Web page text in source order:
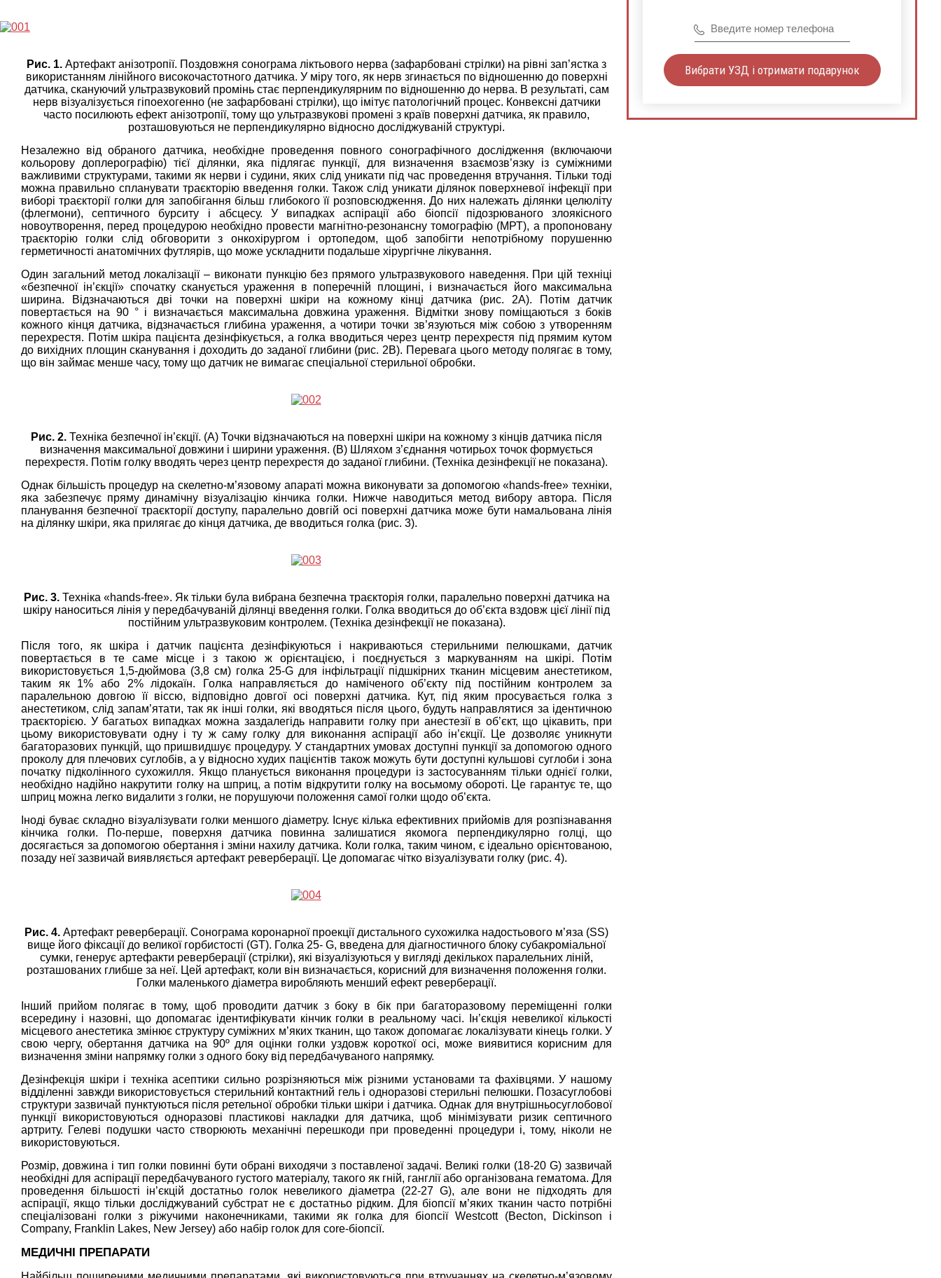
Рис. 1. Артефакт анізотропії. Поздовжня сонограма ліктьового нерва (зафарбовані стрілки) на рівні зап’ястка з
використанням лінійного високочастотного датчика. У міру того, як нерв згинається по відношенню до поверхні
датчика, скануючий ультразвуковий промінь стає перпендикулярним по відношенню до нерва. В результаті, сам
нерв візуалізується гіпоехогенно (не зафарбовані стрілки), що імітує патологічний процес. Конвексні датчики
часто посилюють ефект анізотропії, тому що ультразвукові промені з країв поверхні датчика, як правило,
розташовуються не перпендикулярно відносно досліджуваній структурі.
Незалежно від обраного датчика, необхідне проведення повного сонографічного дослідження (включаючи
кольорову доплерографію) тієї ділянки, яка підлягає пункції, для визначення взаємозв’язку із суміжними
важливими структурами, такими як нерви і судини, яких слід уникати під час проведення втручання. Тільки тоді
можна правильно спланувати траєкторію введення голки. Також слід уникати ділянок поверхневої інфекції при
виборі траєкторії голки для запобігання більш глибокого її розповсюдження. До них належать ділянки целюліту
(флегмони), септичного бурситу і абсцесу. У випадках аспірації або біопсії підозрюваного злоякісного
новоутворення, перед процедурою необхідно провести магнітно-резонансну томографію (МРТ), а пропоновану
траєкторію голки слід обговорити з онкохірургом і ортопедом, щоб запобігти непотрібному порушенню
герметичності анатомічних футлярів, що може ускладнити подальше хірургічне лікування.
Один загальний метод локалізації – виконати пункцію без прямого ультразвукового наведення. При цій техніці
«безпечної ін’єкції» спочатку сканується ураження в поперечній площині, і визначається його максимальна
ширина. Відзначаються дві точки на поверхні шкіри на кожному кінці датчика (рис. 2А). Потім датчик
повертається на 90 ° і визначається максимальна довжина ураження. Відмітки знову поміщаються з боків
кожного кінця датчика, відзначається глибина ураження, а чотири точки зв’язуються між собою з утворенням
перехрестя. Потім шкіра пацієнта дезінфікується, а голка вводиться через центр перехрестя під прямим кутом
до вихідних площин сканування і доходить до заданої глибини (рис. 2В). Перевага цього методу полягає в тому,
що він займає менше часу, тому що датчик не вимагає спеціальної стерильної обробки.
Рис. 2. Техніка безпечної ін’єкції. (A) Точки відзначаються на поверхні шкіри на кожному з кінців датчика після
визначення максимальної довжини і ширини ураження. (B) Шляхом з’єднання чотирьох точок формується
перехрестя. Потім голку вводять через центр перехрестя до заданої глибини. (Техніка дезінфекції не показана).
Однак більшість процедур на скелетно-м’язовому апараті можна виконувати за допомогою «hands-free» техніки,
яка забезпечує пряму динамічну візуалізацію кінчика голки. Нижче наводиться метод вибору автора. Після
планування безпечної траєкторії доступу, паралельно довгій осі поверхні датчика може бути намальована лінія
на ділянку шкіри, яка прилягає до кінця датчика, де вводиться голка (рис. 3).
Рис. 3.Техніка «hands-free». Як тільки була вибрана безпечна траєкторія голки, паралельно поверхні датчика на
шкіру наноситься лінія у передбачуваній ділянці введення голки. Голка вводиться до об’єкта вздовж цієї лінії під
постійним ультразвуковим контролем. (Техніка дезінфекції не показана).
Після того, як шкіра і датчик пацієнта дезінфікуються і накриваються стерильними пелюшками, датчик
повертається в те саме місце і з такою ж орієнтацією, і поєднується з маркуванням на шкірі. Потім
використовується 1,5-дюймова (3,8 см) голка 25-G для інфільтрації підшкірних тканин місцевим анестетиком,
таким як 1% або 2% лідокаїн. Голка направляється до наміченого об’єкту під постійним контролем за
паралельною довгою її віссю, відповідно довгої осі поверхні датчика. Кут, під яким просувається голка з
анестетиком, слід запам’ятати, так як інші голки, які вводяться після цього, будуть направлятися за ідентичною
траєкторією. У багатьох випадках можна заздалегідь направити голку при анестезії в об’єкт, що цікавить, при
цьому використовувати одну і ту ж саму голку для виконання аспірації або ін’єкції. Це дозволяє уникнути
багаторазових пункцій, що пришвидшує процедуру. У стандартних умовах доступні пункції за допомогою одного
проколу для плечових суглобів, а у відносно худих пацієнтів також можуть бути доступні кульшові суглоби і зона
початку підколінного сухожилля. Якщо планується виконання процедури із застосуванням тільки однієї голки,
необхідно надійно накрутити голку на шприц, а потім відкрутити голку на восьмому обороті. Це гарантує те, що
шприц можна легко видалити з голки, не порушуючи положення самої голки щодо об’єкта.
Іноді буває складно візуалізувати голки меншого діаметру. Існує кілька ефективних прийомів для розпізнавання
кінчика голки. По-перше, поверхня датчика повинна залишатися якомога перпендикулярно голці, що
досягається за допомогою обертання і зміни нахилу датчика. Коли голка, таким чином, є ідеально орієнтованою,
позаду неї зазвичай виявляється артефакт реверберації. Це допомагає чітко візуалізувати голку (рис. 4).
Рис. 4. Артефакт реверберації. Сонограма коронарної проекції дистального сухожилка надостьового м’яза (SS)
вище його фіксації до великої горбистості (GT). Голка 25- G, введена для діагностичного блоку субакроміальної
сумки, генерує артефакти реверберації (стрілки), які візуалізуються у вигляді декількох паралельних ліній,
розташованих глибше за неї. Цей артефакт, коли він визначається, корисний для визначення положення голки.
Голки маленького діаметра виробляють менший ефект реверберації.
Інший прийом полягає в тому, щоб проводити датчик з боку в бік при багаторазовому переміщенні голки
всередину і назовні, що допомагає ідентифікувати кінчик голки в реальному часі. Ін’єкція невеликої кількості
місцевого анестетика змінює структуру суміжних м’яких тканин, що також допомагає локалізувати кінець голки. У
свою чергу, обертання датчика на 90º для оцінки голки уздовж короткої осі, може виявитися корисним для
визначення зміни напрямку голки з одного боку від передбачуваного напрямку.
Дезінфекція шкіри і техніка асептики сильно розрізняються між різними установами та фахівцями. У нашому
відділенні завжди використовується стерильний контактний гель і одноразові стерильні пелюшки. Позасуглобові
структури зазвичай пунктуються після ретельної обробки тільки шкіри і датчика. Однак для внутрішньосуглобової
пункції використовуються одноразові пластикові накладки для датчика, щоб мінімізувати ризик септичного
артриту. Гелеві подушки часто створюють механічні перешкоди при проведенні процедури і, тому, ніколи не
використовуються.
Розмір, довжина і тип голки повинні бути обрані виходячи з поставленої задачі. Великі голки (18-20 G) зазвичай
необхідні для аспірації передбачуваного густого матеріалу, такого як гній, ганглії або організована гематома. Для
проведення більшості ін’єкцій достатньо голок невеликого діаметра (22-27 G), але вони не підходять для
аспірації, якщо тільки досліджуваний субстрат не є достатньо рідким. Для біопсії м’яких тканин часто потрібні
спеціалізовані голки з ріжучими наконечниками, такими як голка для біопсії Westcott (Becton, Dickinson і
Company, Franklin Lakes, New Jersey) або набір голок для core-біопсії.
МЕДИЧНІ ПРЕПАРАТИ
Вибрати УЗД і отримати подарунок